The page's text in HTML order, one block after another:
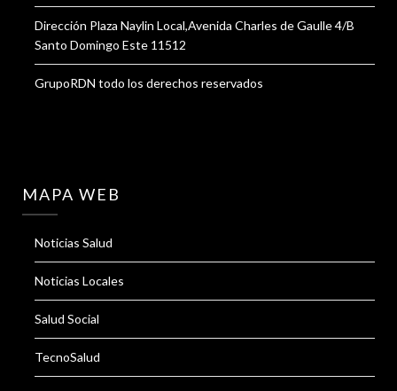
Dirección Plaza Naylin Local,Avenida Charles de Gaulle 4/B
Santo Domingo Este 11512
GrupoRDN todo los derechos reservados
MAPA WEB
Noticias Salud
Noticias Locales
Salud Social
TecnoSalud